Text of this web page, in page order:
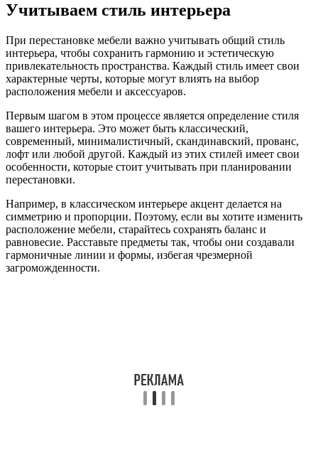
Учитываем стиль интерьера
При перестановке мебели важно учитывать общий стиль
интерьера, чтобы сохранить гармонию и эстетическую
привлекательность пространства. Каждый стиль имеет свои
характерные черты, которые могут влиять на выбор
расположения мебели и аксессуаров.
Первым шагом в этом процессе является определение стиля
вашего интерьера. Это может быть классический,
современный, минималистичный, скандинавский, прованс,
лофт или любой другой. Каждый из этих стилей имеет свои
особенности, которые стоит учитывать при планировании
перестановки.
Например, в классическом интерьере акцент делается на
симметрию и пропорции. Поэтому, если вы хотите изменить
расположение мебели, старайтесь сохранять баланс и
равновесие. Расставьте предметы так, чтобы они создавали
гармоничные линии и формы, избегая чрезмерной
загроможденности.